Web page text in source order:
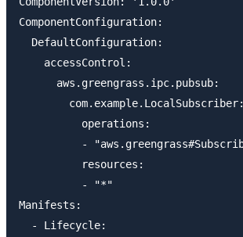
ComponentConfiguration:
  DefaultConfiguration:
    accessControl:
      aws.greengrass.ipc.pubsub:
          operations:
-
          resources:
          - "*"
Manifests:
  - Lifecycle: